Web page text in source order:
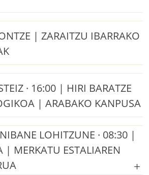
| ZARAITZU IBARRAKO
· 16:00 | HIRI BARATZE
| ARABAKO KANPUSA
LOHITZUNE · 08:30 |
| MERKATU ESTALIAREN